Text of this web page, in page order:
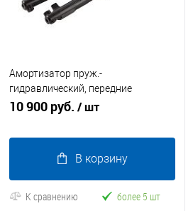
Амортизатор пруж.-
гидравлический, передние
комплект Rutrike Антей Pro 43 мм
10 900 руб. / шт
В корзину
К сравнению
более 5 шт